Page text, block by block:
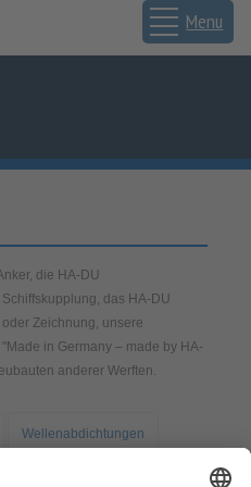
Menu
die HA-DU
das HA-DU
Zeichnung, unsere
in Germany – made by HA-
anderer Werften.
Wellenabdichtungen